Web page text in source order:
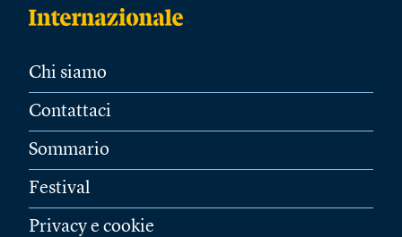
Chi siamo
Contattaci
Sommario
Festival
Privacy e cookie